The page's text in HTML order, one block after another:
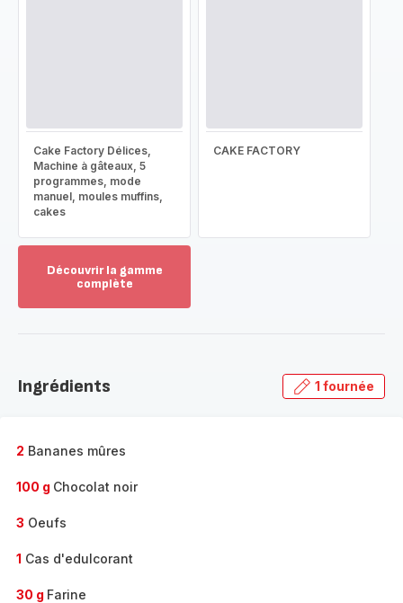
Cake Factory Délices,
Machine à gâteaux, 5
programmes, mode
manuel, moules muffins,
cakes
CAKE FACTORY
Découvrir la gamme
complète
gamme
Ingrédients 1 fournée
2 Bananes mûres
100 g Chocolat noir
3 Oeufs
1 Cas d'edulcorant
30 g Farine